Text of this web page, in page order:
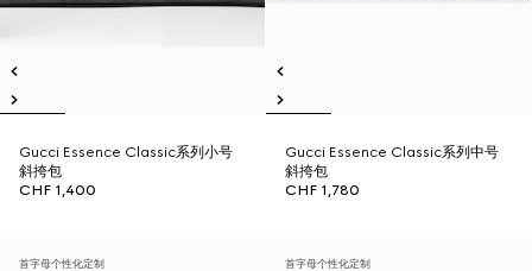
Gucci Essence Classic系列小号
斜挎包
CHF 1,400
Gucci Essence Classic系列中号
斜挎包
CHF 1,780
首字母个性化定制 首字母个性化定制